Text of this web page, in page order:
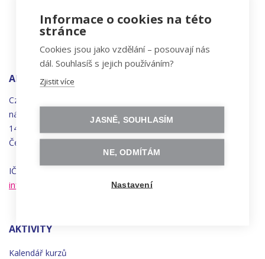
ADRESA
Czechitas, z.ú.
náměstí
Synků 1748/17
140 00 Praha 4 - Nusle
Česká republika
IČO 22834958 | DIČ CZ22834958
info@czechitas.cz
AKTIVITY
Kalendář kurzů
Informace o cookies na této
stránce
Cookies jsou jako vzdělání – posouvají nás
dál. Souhlasíš s jejich používáním?
Zjistit více
JASNĚ, SOUHLASÍM
NE, ODMÍTÁM
Nastavení